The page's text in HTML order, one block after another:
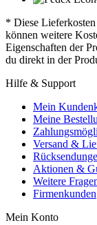
* Diese
können weitere
Eigenschaften der
du direkt in der
Hilfe & Support
Mein
Meine
Versand &
Aktionen &
Weitere
Firmenkunden
Mein Konto